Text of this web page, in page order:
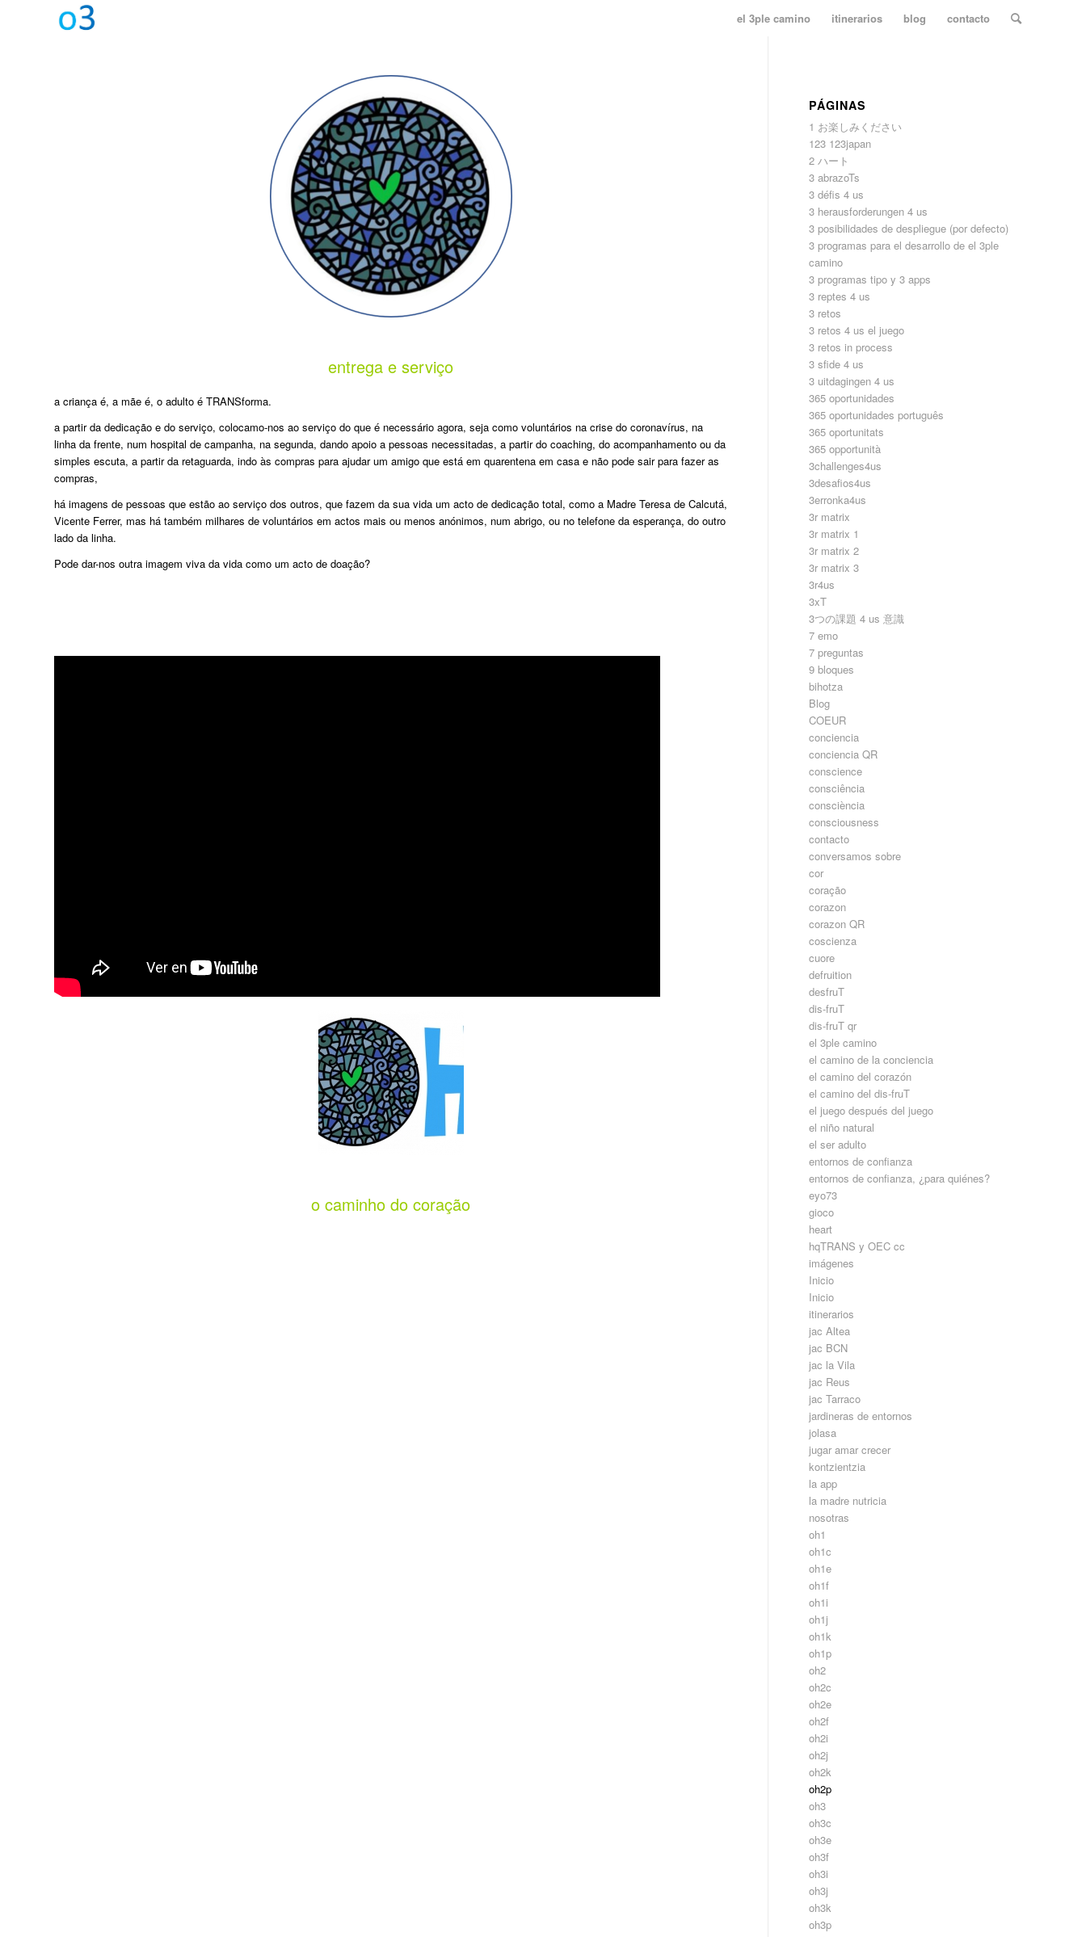
el 3ple camino itinerarios blog contacto
entrega e serviço
a criança é, a mãe é, o adulto é TRANSforma.
a partir da dedicação e do serviço, colocamo-nos ao serviço do que é necessário agora, seja como voluntários na crise do coronavírus, na
linha da frente, num hospital de campanha, na segunda, dando apoio a pessoas necessitadas, a partir do coaching, do acompanhamento ou da
simples escuta, a partir da retaguarda, indo às compras para ajudar um amigo que está em quarentena em casa e não pode sair para fazer as
compras,
há imagens de pessoas que estão ao serviço dos outros, que fazem da sua vida um acto de dedicação total, como a Madre Teresa de Calcutá,
Vicente Ferrer, mas há também milhares de voluntários em actos mais ou menos anónimos, num abrigo, ou no telefone da esperança, do outro
lado da linha.
Pode dar-nos outra imagem viva da vida como um acto de doação?
o caminho do coração
PÁGINAS
1 お楽しみください
123 123japan
2 ハート
3 abrazoTs
3 défis 4 us
3 herausforderungen 4 us
3 posibilidades de despliegue (por defecto)
3 programas para el desarrollo de el 3ple
camino
3 programas tipo y 3 apps
3 reptes 4 us
3 retos
3 retos 4 us el juego
3 retos in process
3 sfide 4 us
3 uitdagingen 4 us
365 oportunidades
365 oportunidades português
365 oportunitats
365 opportunità
3challenges4us
3desafios4us
3erronka4us
3r matrix
3r matrix 1
3r matrix 2
3r matrix 3
3r4us
3xT
3つの課題 4 us 意識
7 emo
7 preguntas
9 bloques
bihotza
Blog
COEUR
conciencia
conciencia QR
conscience
consciência
consciència
consciousness
contacto
conversamos sobre
cor
coração
corazon
corazon QR
coscienza
cuore
defruition
desfruT
dis-fruT
dis-fruT qr
el 3ple camino
el camino de la conciencia
el camino del corazón
el camino del dis-fruT
el juego después del juego
el niño natural
el ser adulto
entornos de confianza
entornos de confianza, ¿para quiénes?
eyo73
gioco
heart
hqTRANS y OEC cc
imágenes
Inicio
Inicio
itinerarios
jac Altea
jac BCN
jac la Vila
jac Reus
jac Tarraco
jardineras de entornos
jolasa
jugar amar crecer
kontzientzia
la app
la madre nutricia
nosotras
oh1
oh1c
oh1e
oh1f
oh1i
oh1j
oh1k
oh1p
oh2
oh2c
oh2e
oh2f
oh2i
oh2j
oh2k
oh2p
oh3
oh3c
oh3e
oh3f
oh3i
oh3j
oh3k
oh3p